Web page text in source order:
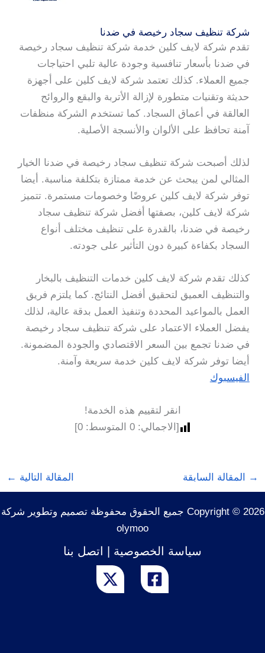
شركة تنظيف سجاد رخيصة في ضدنا
تقدم شركة لايف كلين خدمة شركة تنظيف سجاد رخيصة
في ضدنا بأسعار تنافسية وجودة عالية تلبي احتياجات
جميع العملاء. كذلك تعتمد شركة لايف كلين على أجهزة
حديثة وتقنيات متطورة لإزالة الأتربة والبقع والروائح
العالقة في أعماق السجاد. كما تستخدم الشركة منظفات
آمنة تحافظ على الألوان والأنسجة الأصلية.
لذلك أصبحت شركة تنظيف سجاد رخيصة في ضدنا الخيار
المثالي لمن يبحث عن خدمة ممتازة بتكلفة مناسبة. أيضا
توفر شركة لايف كلين عروضًا وخصومات مستمرة. تتميز
شركة لايف كلين، بصفتها أفضل شركة تنظيف سجاد
رخيصة في ضدنا، بالقدرة على تنظيف مختلف أنواع
السجاد بكفاءة كبيرة دون التأثير على جودته.
كذلك تقدم شركة لايف كلين خدمات التنظيف بالبخار
والتنظيف العميق لتحقيق أفضل النتائج. كما يلتزم فريق
العمل بالمواعيد المحددة وتنفيذ العمل بدقة عالية، لذلك
يفضل العملاء الاعتماد على شركة تنظيف سجاد رخيصة
في ضدنا تجمع بين السعر الاقتصادي والجودة المضمونة.
أيضا توفر شركة لايف كلين خدمة سريعة وآمنة.
الفيسبوك
انقر لتقييم هذه الخدمة!
[الاجمالي:0 المتوسط:0
]
→ المقالة السابقة المقالة التالية ←
Copyright © 2026 جميع الحقوق محفوظة تصميم وتطوير شركة
olymoo
سياسة الخصوصية اتصل بنا